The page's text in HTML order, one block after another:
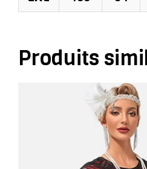
Produits